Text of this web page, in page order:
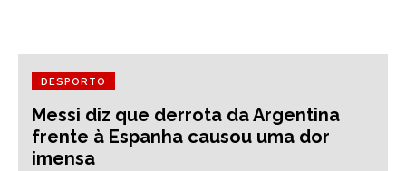
DESPORTO
Messi diz que derrota da Argentina
frente à Espanha causou uma dor
imensa